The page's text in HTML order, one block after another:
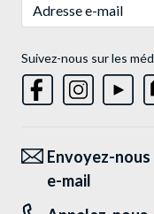
Suivez-nous sur les
Envoyez-nous
e-mail